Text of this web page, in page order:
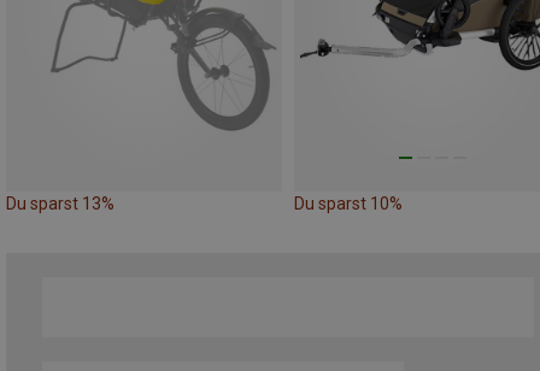
Du sparst 13% Du sparst 10%